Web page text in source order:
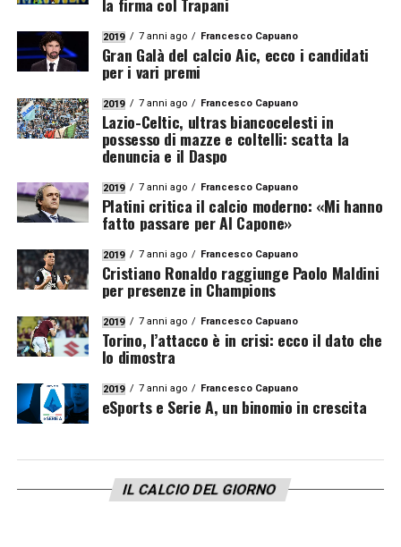
2019 7 anni ago Francesco Capuano
Gran Galà del calcio Aic, ecco i candidati
per i vari premi
2019 7 anni ago Francesco Capuano
Lazio-Celtic, ultras biancocelesti in
possesso di mazze e coltelli: scatta la
denuncia e il Daspo
2019 7 anni ago Francesco Capuano
Platini critica il calcio moderno: «Mi hanno
fatto passare per Al Capone»
2019 7 anni ago Francesco Capuano
Cristiano Ronaldo raggiunge Paolo Maldini
per presenze in Champions
2019 7 anni ago Francesco Capuano
Torino, l’attacco è in crisi: ecco il dato che
lo dimostra
2019 7 anni ago Francesco Capuano
eSports e Serie A, un binomio in crescita
IL CALCIO DEL GIORNO